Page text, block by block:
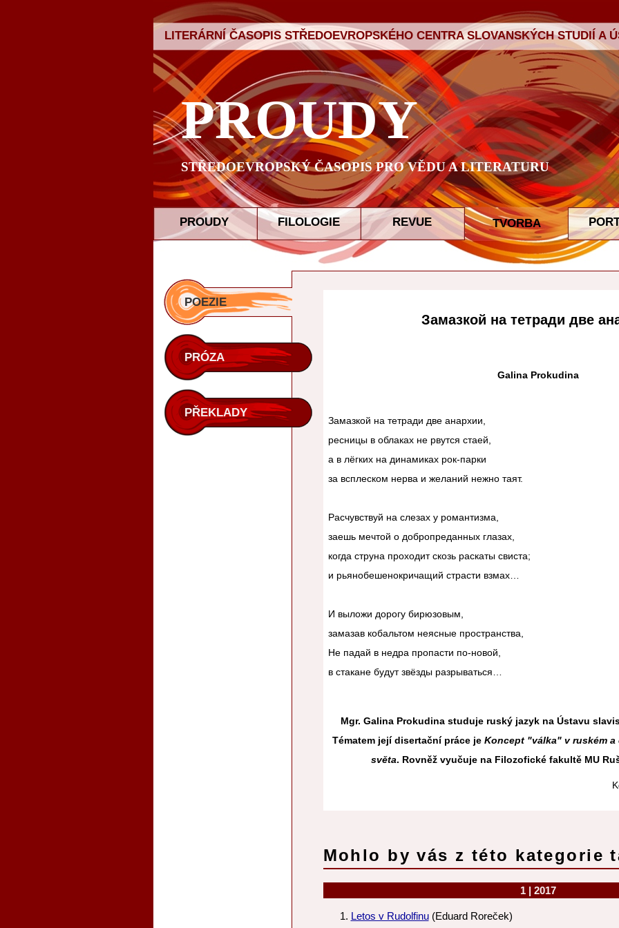
LITERÁRNÍ ČASOPIS STŘEDOEVROPSKÉHO CENTRA SLOVANSKÝCH STUDIÍ A
PROUDY
STŘEDOEVROPSKÝ ČASOPIS PRO VĚDU A LITERATURU
PROUDY FILOLOGIE REVUE TVORBA
POEZIE
PRÓZA
PŘEKLADY
Замазкой на тетради две
Galina Prokudina
Замазкой на тетради две анархии,
ресницы в облаках не рвутся стаей,
а в лёгких на динамиках рок-парки
за всплеском нерва и желаний нежно таят.
Расчувствуй на слезах у романтизма,
заешь мечтой о добропреданных глазах,
когда струна проходит скозь раскаты свиста;
и рьянобешенокричащий страсти взмах…
И выложи дорогу бирюзовым,
замазав кобальтом неясные пространства,
Не падай в недра пропасти по-новой,
в стакане будут звёзды разрываться…
Mgr. Galina Prokudina studuje ruský jazyk na Ústavu
Tématem její disertační práce je Koncept "válka" v ruském
světa. Rovněž vyučuje na Filozofické fakultě MU
Mohlo by vás z této kategorie
1 | 2017
Letos v Rudolfinu(Eduard Roreček)